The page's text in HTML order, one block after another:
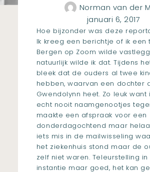
Norman van der
januari 6, 2017
Hoe bijzonder was deze
Ik kreeg een berichtje of ik een
Bergen op Zoom wilde
natuurlijk wilde ik dat. Tijdens
bleek dat de ouders al twee
hebben, waarvan een dochter
Gwendolynn heet. Zo leuk want
echt nooit naamgenootjes
maakte een afspraak voor een
donderdagochtend maar
iets mis in de mailwisseling
het ziekenhuis stond maar de
zelf niet waren. Teleurstelling
instantie maar goed, het kan